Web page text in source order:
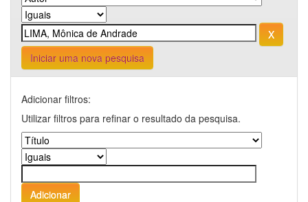
Iniciar uma nova pesquisa
Adicionar filtros:
Utilizar filtros para refinar o resultado da pesquisa.